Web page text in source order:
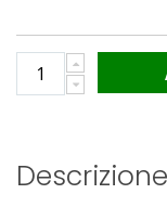
Descrizione